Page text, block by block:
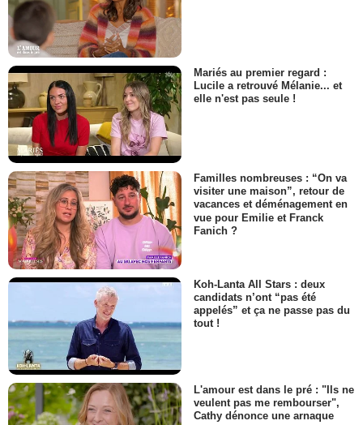
Mariés au premier regard :
Lucile a retrouvé Mélanie... et
elle n'est pas seule !
Familles nombreuses : “On va
visiter une maison”, retour de
vacances et déménagement en
vue pour Emilie et Franck
Fanich ?
Koh-Lanta All Stars : deux
candidats n’ont “pas été
appelés” et ça ne passe pas du
tout !
L'amour est dans le pré : "Ils ne
veulent pas me rembourser",
Cathy dénonce une arnaque